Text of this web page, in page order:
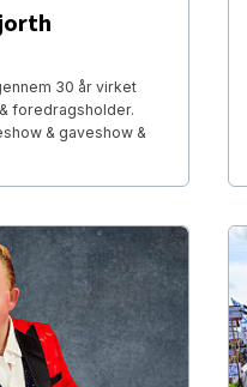
30 år virket
foredragsholder.
& gaveshow &